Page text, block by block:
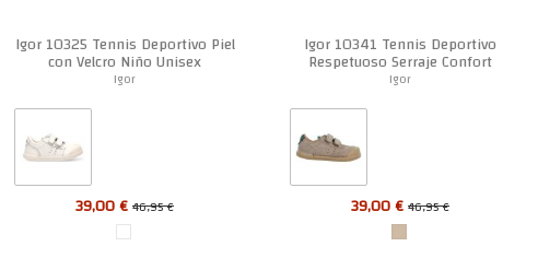
Igor 10325 Tennis Deportivo Piel
con Velcro Niño Unisex
Igor
39,00 €46,95 €
Igor 10341 Tennis Deportivo
Respetuoso Serraje Confort
Suela Goma Unisex
Igor
39,00 €46,95 €